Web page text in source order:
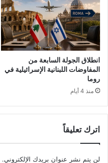
انطلاق الجولة السابعة من
المفاوضات اللبنانية الإسرائيلية في
روما
منذ 4 أيام
اترك تعليقاً
لن يتم نشر عنوان بريدك الإلكتروني.